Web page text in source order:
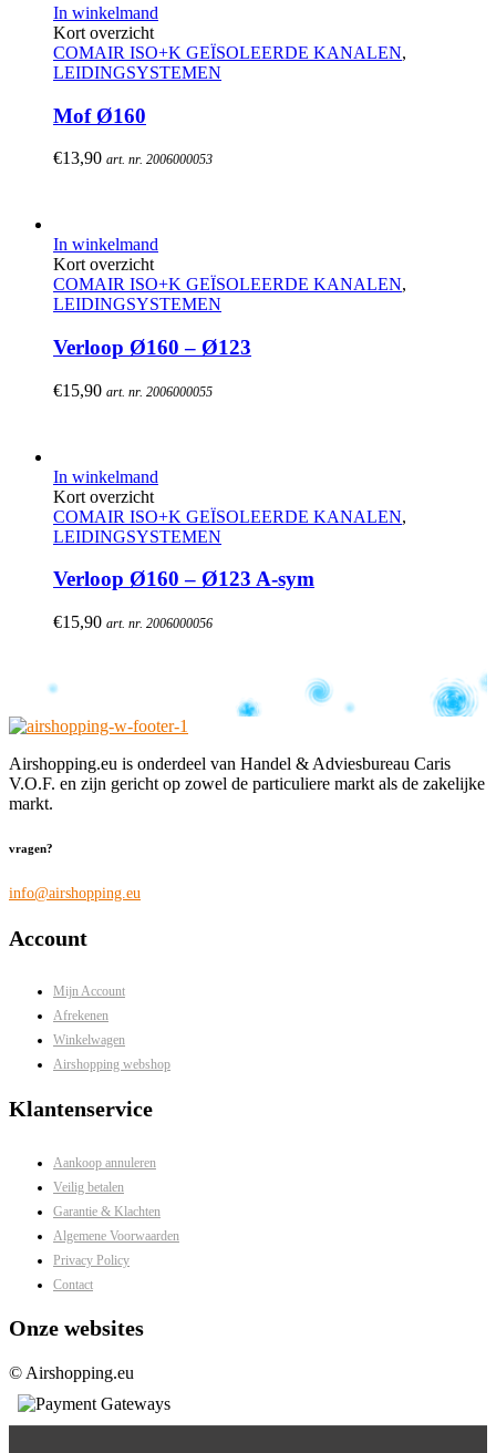
In winkelmand
Kort overzicht
COMAIR ISO+K GEÏSOLEERDE KANALEN,
LEIDINGSYSTEMEN
Mof Ø160
€13,90 art. nr. 2006000053
In winkelmand
Kort overzicht
COMAIR ISO+K GEÏSOLEERDE KANALEN,
LEIDINGSYSTEMEN
Verloop Ø160 – Ø123
€15,90 art. nr. 2006000055
In winkelmand
Kort overzicht
COMAIR ISO+K GEÏSOLEERDE KANALEN,
LEIDINGSYSTEMEN
Verloop Ø160 – Ø123 A-sym
€15,90 art. nr. 2006000056
Airshopping.eu is onderdeel van Handel & Adviesbureau Caris
V.O.F. en zijn gericht op zowel de particuliere markt als de zakelijke
markt.
vragen?
info@airshopping.eu
Account
Mijn Account
Afrekenen
Winkelwagen
Airshopping webshop
Klantenservice
Aankoop annuleren
Veilig betalen
Garantie & Klachten
Algemene Voorwaarden
Privacy Policy
Contact
Onze websites
© Airshopping.eu